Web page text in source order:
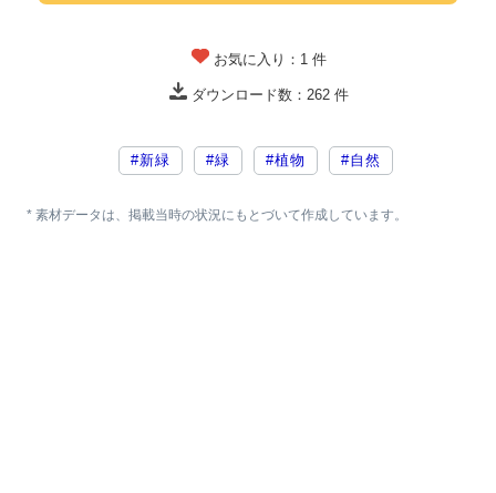
お気に入り： 1 件
ダウンロード数：262 件
#新緑 #緑 #植物 #自然
* 素材データは、掲載当時の状況にもとづいて作成しています。